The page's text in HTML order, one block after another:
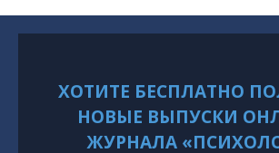
ХОТИТЕ БЕСПЛАТНО
НОВЫЕ ВЫПУСКИ
ЖУРНАЛА